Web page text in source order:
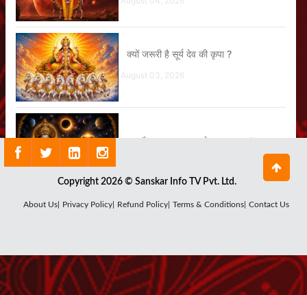
क्यों जरूरी है सूर्य देव की कृपा ?
August 03, 2026
क्या है राहु ग्रह का सबसे बड़ा रहस्य ?
शनि देव का पूजन क्यों है जरूरी ?
Copyright 2026 © Sanskar Info TV Pvt. Ltd.
About Us| Privacy Policy| Refund Policy| Terms & Conditions| Contact Us